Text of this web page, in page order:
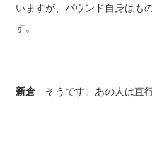
いますが、パウンド自身はも
す。
新倉 そうです。あの人は直